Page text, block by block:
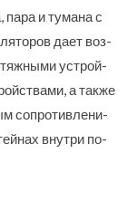
и тумана с
дает воз-
устрой-
а также
сопротивлени-
внутри по-